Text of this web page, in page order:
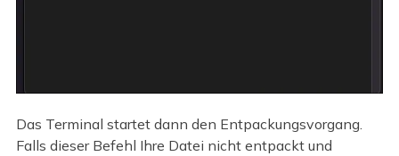
Das Terminal startet dann den Entpackungsvorgang.
Falls dieser Befehl Ihre Datei nicht entpackt und